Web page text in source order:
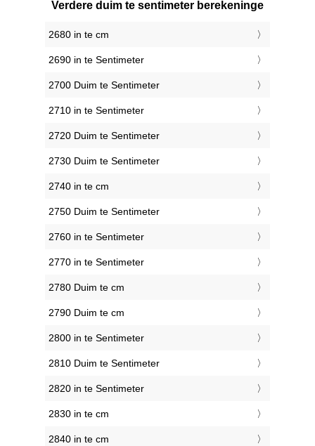
Verdere duim te sentimeter berekeninge
2680 in te cm
2690 in te Sentimeter
2700 Duim te Sentimeter
2710 in te Sentimeter
2720 Duim te Sentimeter
2730 Duim te Sentimeter
2740 in te cm
2750 Duim te Sentimeter
2760 in te Sentimeter
2770 in te Sentimeter
2780 Duim te cm
2790 Duim te cm
2800 in te Sentimeter
2810 Duim te Sentimeter
2820 in te Sentimeter
2830 in te cm
2840 in te cm